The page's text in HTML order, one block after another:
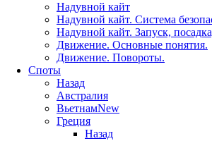
Надувной кайт
Надувной кайт. Система
Надувной кайт. Запуск,
Движение. Основные понятия.
Движение. Повороты.
Споты
Назад
Австралия
ВьетнамNew
Греция
Назад